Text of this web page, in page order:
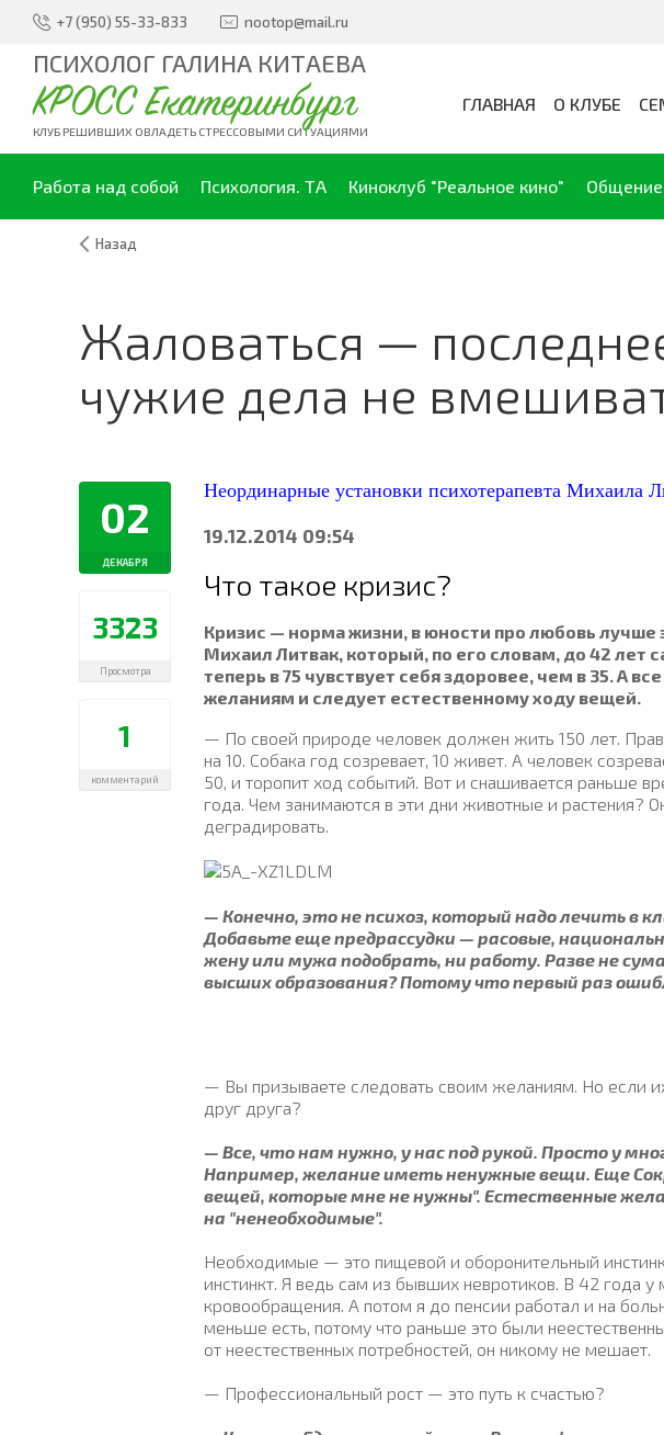
+7 (950) 55-33-833 nootop@mail.ru
ПСИХОЛОГ ГАЛИНА КИТАЕВА
КРОСС Екатеринбург
КЛУБ РЕШИВШИХ ОВЛАДЕТЬ СТРЕССОВЫМИ СИТУАЦИЯМИ
ГЛАВНАЯ О КЛУБЕ
Работа над собой Психология. ТА Киноклуб "Реальное кино"
Назад
Жаловаться —
чужие дела не
02
ДЕКАБРЯ
3323
Просмотра
1
комментарий
Неординарные установки психотерапевта Михаила
19.12.2014 09:54
Что такое кризис?
Кризис — норма жизни, в юности про любовь лучше
Михаил Литвак, который, по его словам, до 42 лет
теперь в 75 чувствует себя здоровее, чем в 35. А
желаниям и следует естественному ходу вещей.
— По своей природе человек должен жить 150 лет.
на 10. Собака год созревает, 10 живет. А человек
50, и торопит ход событий. Вот и снашивается раньше
года. Чем занимаются в эти дни животные и растения?
деградировать.
— Конечно, это не психоз, который надо лечить в
Добавьте еще предрассудки — расовые,
жену или мужа подобрать, ни работу. Разве не
высших образования? Потому что первый раз
— Вы призываете следовать своим желаниям. Но если
друг друга?
— Все, что нам нужно, у нас под рукой. Просто у
Например, желание иметь ненужные вещи. Еще
вещей, которые мне не нужны". Естественные
на "ненеобходимые".
Необходимые — это пищевой и оборонительный
инстинкт. Я ведь сам из бывших невротиков. В 42 года
кровообращения. А потом я до пенсии работал и на
меньше есть, потому что раньше это были
от неестественных потребностей, он никому не мешает.
— Профессиональный рост — это путь к счастью?